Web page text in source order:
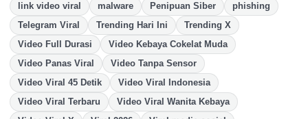
link video viral
malware Penipuan Siber
phishing
Telegram Viral
Trending Hari Ini
Trending X
Video Full Durasi
Video Kebaya Cokelat Muda
Video Panas Viral
Video Tanpa Sensor
Video Viral 45 Detik
Video Viral Indonesia
Video Viral Terbaru
Video Viral Wanita Kebaya